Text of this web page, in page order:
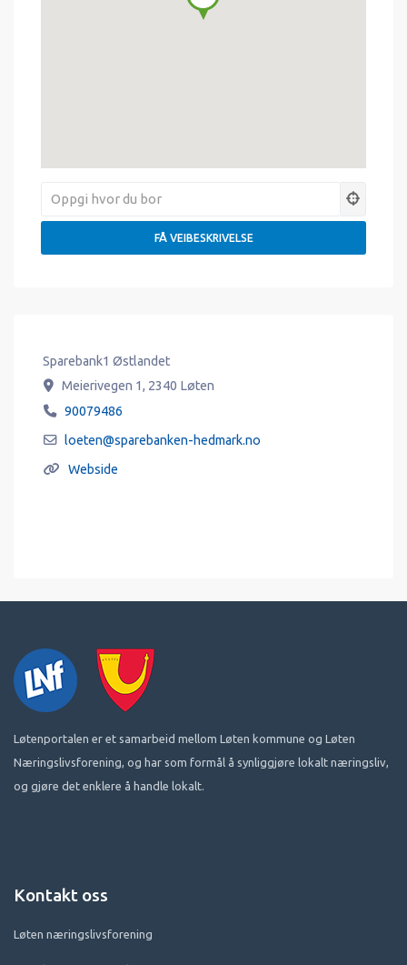
Sparebank1 Østlandet
Meierivegen 1, 2340 Løten
90079486
loeten@sparebanken-hedmark.no
Webside
Løtenportalen er et samarbeid mellom Løten kommune og Løten
Næringslivsforening, og har som formål å synliggjøre lokalt næringsliv,
og gjøre det enklere å handle lokalt.
Kontakt oss
Løten næringslivsforening